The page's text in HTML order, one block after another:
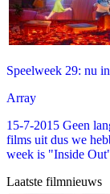
Speelweek 29: nu
Array
15-7-2015 Geen
films uit dus we
week is "Inside
Laatste filmnieuws